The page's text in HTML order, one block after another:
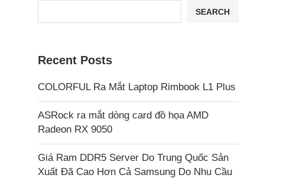
SEARCH
Recent Posts
COLORFUL Ra Mắt Laptop Rimbook L1 Plus
ASRock ra mắt dòng card đồ họa AMD
Radeon RX 9050
Giá Ram DDR5 Server Do Trung Quốc Sản
Xuất Đã Cao Hơn Cả Samsung Do Nhu Cầu